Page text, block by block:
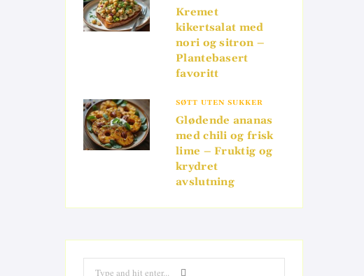
Kremet
kikertsalat med
nori og sitron –
Plantebasert
favoritt
SØTT UTEN SUKKER
Glødende ananas
med chili og frisk
lime – Fruktig og
krydret
avslutning